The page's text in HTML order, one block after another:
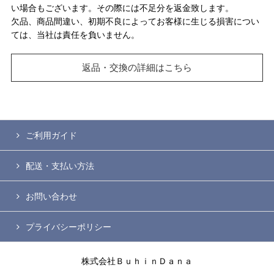
い場合もございます。その際には不足分を返金致します。
欠品、商品間違い、初期不良によってお客様に生じる損害につい
ては、当社は責任を負いません。
返品・交換の詳細はこちら
ご利用ガイド
配送・支払い方法
お問い合わせ
プライバシーポリシー
株式会社ＢｕｈｉｎＤａｎａ